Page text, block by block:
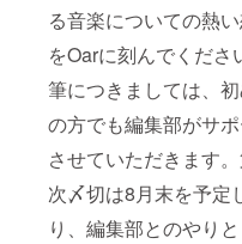
る音楽についての熱
をOarに刻んでくださ
筆につきましては、
の方でも編集部がサポ
させていただきます
次〆切は8月末を予定
り、編集部とのやり